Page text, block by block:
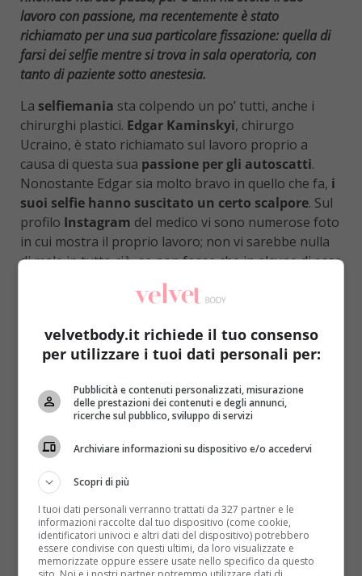
lavoro con passione, ma recentemente è stato
richiamato per una sua particolare fissazione: quella di
farsi dei selfie mentre si trova in sala operatoria, con
tanto di paziente sotto anestesia.
La selfiemania sta colpendo un po’ tutti, anche i
chirurghi plastici. Edgar Kaminskyi, chirurgo
Ucraino, è stato richiamato sul lavoro proprio a
causa di questa sua passione per gli autoscatti.
Nonostante Edgar sia molto bravo in quello che fa, i
suoi selfie hanno suscitato un certo scalpore. Sul
profilo Instagram del medico vi sono numerose foto
in cui mostra il proprio lavoro; non vi sarebbe nulla
di male in tutto ciò, se non fosse che in alcune di esse
si trovi nel pieno di operazioni,
paziente nuda in stato di sedazione sul lettino
velvetbody.it richiede il tuo consenso
per utilizzare i tuoi dati personali per:
Pubblicità e contenuti personalizzati, misurazione
delle prestazioni dei contenuti e degli annunci,
ricerche sul pubblico, sviluppo di servizi
Archiviare informazioni su dispositivo e/o accedervi
Scopri di più
I tuoi dati personali verranno trattati da 327 partner e le
informazioni raccolte dal tuo dispositivo (come cookie,
identificatori univoci e altri dati del dispositivo) potrebbero
essere condivise con questi ultimi, da loro visualizzate e
memorizzate oppure essere usate nello specifico da questo